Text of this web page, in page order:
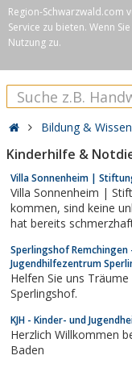
Region-Schwarzwald.com
Service zu bieten. Wenn
Nutzung zu.
Bildung & Wissen
Kinderhilfe &
Villa Sonnenheim |
Villa Sonnenheim | Stiftung
kommen, sind keine unbeschriebenen Blätter mehr. Das Leben
hat bereits
unser Ziel und unsere
bessere Zukunft....
Sperlingshof
Jugendhilfezentrum
Helfen Sie uns
Sperlingshof.
KJH - Kinder- und
Herzlich Willkommen
Baden